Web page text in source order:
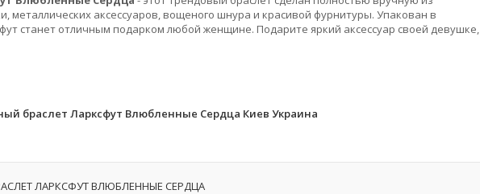
металлических аксессуаров, вощеного шнура и красивой фурнитуры. Упакован в
станет отличным подарком любой женщине. Подарите яркий аксессуар своей девушке,
браслет Ларксфут Влюбленные Сердца Киев Украина
ЛАРКСФУТ ВЛЮБЛЕННЫЕ СЕРДЦА